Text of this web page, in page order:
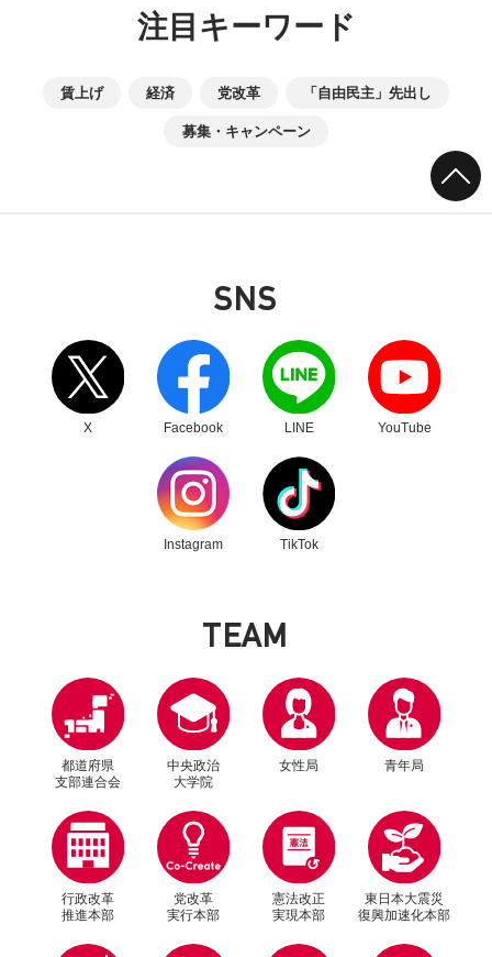
注目キーワード
賃上げ 経済 党改革 「自由民主」先出し
募集・キャンペーン
SNS
X
別ウィンドウリンク
Facebook
別ウィンドウリンク
LINE
別ウィンドウリンク
YouTube
別ウィンドウリンク
Instagram
別ウィンドウリンク
TikTok
別ウィンドウリンク
TEAM
都道府県
支部連合会
中央政治
大学院
女性局 青年局
行政改革
推進本部
党改革
実行本部
憲法改正
実現本部
東日本大震災
復興加速化本部
別ウィンドウリンク別ウィンドウリンク